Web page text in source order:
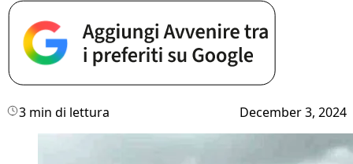
3 min di lettura December 3, 2024